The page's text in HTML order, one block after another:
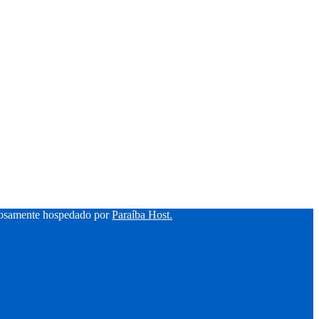
hospedado porParaíba Host.